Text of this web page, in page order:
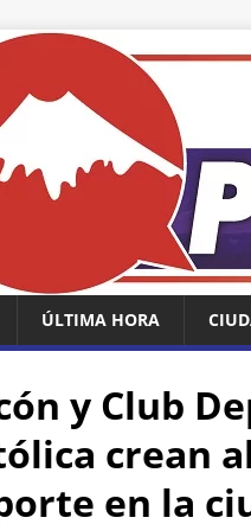
ÚLTIMA HORA
y Club
crean
en la